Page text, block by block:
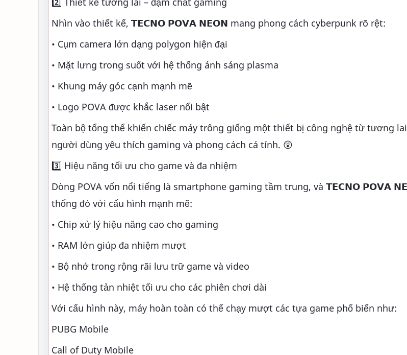
Nhìn vào thiết kế, 𝗧𝗘𝗖𝗡𝗢 𝗣𝗢𝗩𝗔 𝗡𝗘𝗢𝗡 mang phong cách cyberpunk rõ rệt:
• Cụm camera lớn dạng polygon hiện đại
• Mặt lưng trong suốt với hệ thống ánh sáng plasma
• Khung máy góc cạnh mạnh mẽ
• Logo POVA được khắc laser nổi bật
Toàn bộ tổng thể khiến chiếc máy trông giống một thiết bị công nghệ từ tương
người dùng yêu thích gaming và phong cách cá tính. 😲
3️⃣ Hiệu năng tối ưu cho game và đa nhiệm
Dòng POVA vốn nổi tiếng là smartphone gaming tầm trung, và 𝗧𝗘𝗖𝗡𝗢 𝗣𝗢𝗩𝗔
thống đó với cấu hình mạnh mẽ:
• Chip xử lý hiệu năng cao cho gaming
• RAM lớn giúp đa nhiệm mượt
• Bộ nhớ trong rộng rãi lưu trữ game và video
• Hệ thống tản nhiệt tối ưu cho các phiên chơi dài
Với cấu hình này, máy hoàn toàn có thể chạy mượt các tựa game phổ biến như:
PUBG Mobile
Call of Duty Mobile